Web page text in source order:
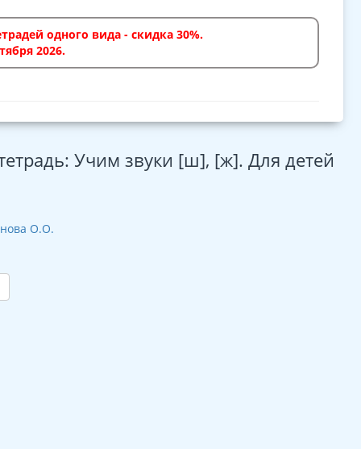
одного вида - скидка 30%.
2026.
Учим звуки [ш], [ж]. Для детей
О.О.